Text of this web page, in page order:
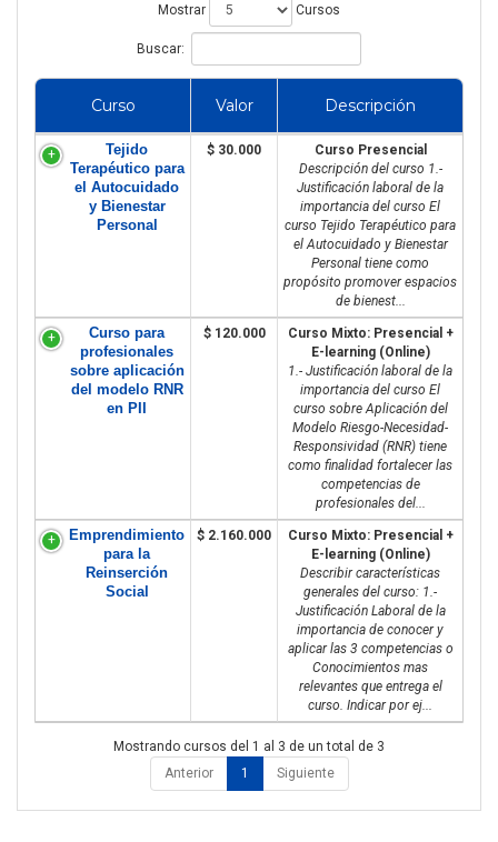
Mostrar Cursos
Buscar:
Curso Valor Descripción
Tejido
Terapéutico para
el Autocuidado
y Bienestar
Personal
$ 30.000
Curso Presencial
Descripción del curso 1.-
Justificación laboral de la
importancia del curso El
curso Tejido Terapéutico para
el Autocuidado y Bienestar
Personal tiene como
propósito promover espacios
de bienest...
Curso para
profesionales
sobre aplicación
del modelo RNR
en PII
$ 120.000
Curso Mixto: Presencial +
E-learning (Online)
1.- Justificación laboral de la
importancia del curso El
curso sobre Aplicación del
Modelo Riesgo-Necesidad-
Responsividad (RNR) tiene
como finalidad fortalecer las
competencias de
profesionales del...
Emprendimiento
para la
Reinserción
Social
$ 2.160.000
Curso Mixto: Presencial +
E-learning (Online)
Describir características
generales del curso: 1.-
Justificación Laboral de la
importancia de conocer y
aplicar las 3 competencias o
Conocimientos mas
relevantes que entrega el
curso. Indicar por ej...
Mostrando cursos del 1 al 3 de un total de 3
Anterior
1 Siguiente